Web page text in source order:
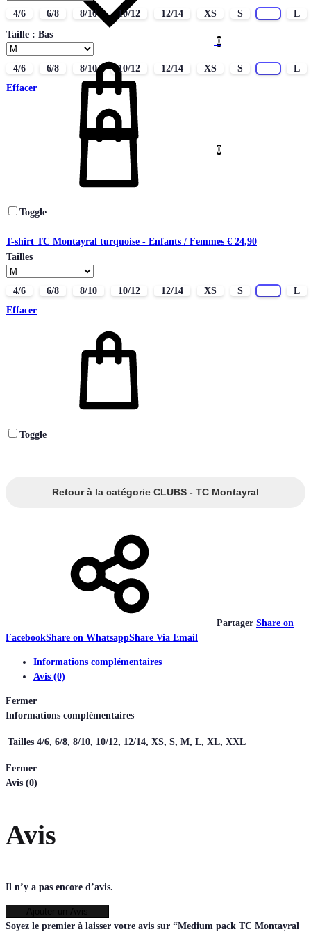
0
0
4/6 6/8 8/10 10/12 12/14 XS S
L
Taille : Bas
4/6 6/8 8/10 10/12 12/14 XS S
L
Effacer
Toggle
T-shirt TC Montayral turquoise - Enfants / Femmes € 24,90
Tailles
4/6 6/8 8/10 10/12 12/14 XS S
L
Effacer
Toggle
Retour à la catégorie CLUBS - TC Montayral
Partager Share on
FacebookShare on WhatsappShare Via Email
Informations complémentaires
Avis (0)
Fermer
Informations complémentaires
Tailles 4/6, 6/8, 8/10, 10/12, 12/14, XS, S, M, L, XL, XXL
Fermer
Avis (0)
Avis
Il n’y a pas encore d’avis.
Soyez le premier à laisser votre avis sur “Medium pack TC Montayral